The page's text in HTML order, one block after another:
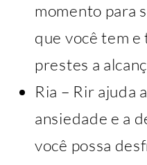
momento para
que você tem
prestes a
Ria – Rir ajuda
ansiedade e a
você possa